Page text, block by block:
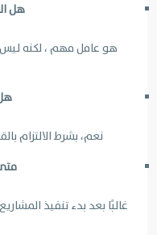
هل
هو عامل مهم ، لكنه
نعم، بشرط الالتزام
غالبًا بعد بدء تنفيذ